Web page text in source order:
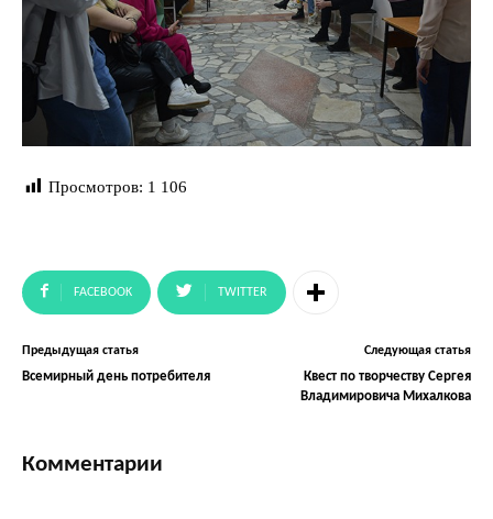
Просмотров: 1 106
FACEBOOK TWITTER
Предыдущая статья
Всемирный день потребителя
Следующая статья
Квест по творчеству Сергея
Владимировича Михалкова
Комментарии